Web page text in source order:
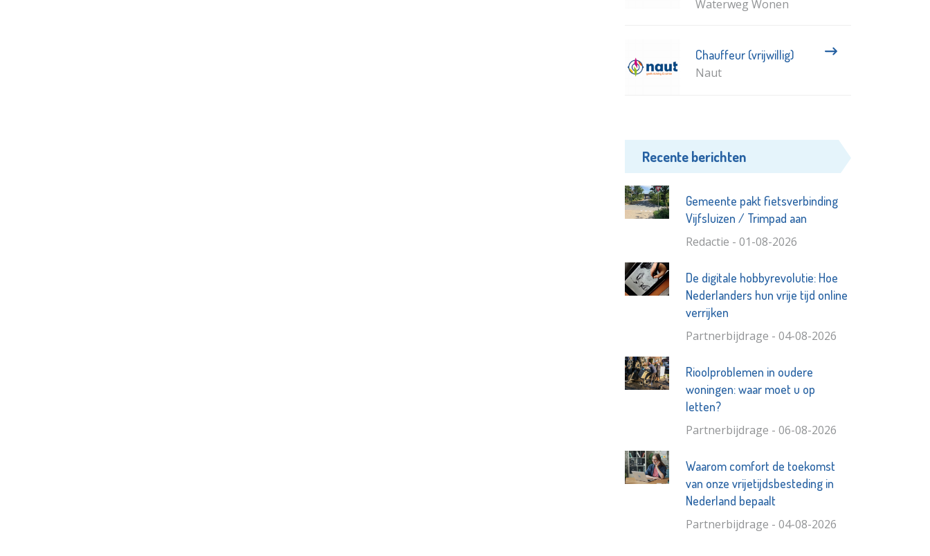
Waterweg Wonen
Chauffeur (vrijwillig)
Naut
Recente berichten
Gemeente pakt fietsverbinding
Vijfsluizen / Trimpad aan
Redactie - 01-08-2026
De digitale hobbyrevolutie: Hoe
Nederlanders hun vrije tijd online
verrijken
Partnerbijdrage - 04-08-2026
Rioolproblemen in oudere
woningen: waar moet u op
letten?
Partnerbijdrage - 06-08-2026
Waarom comfort de toekomst
van onze vrijetijdsbesteding in
Nederland bepaalt
Partnerbijdrage - 04-08-2026